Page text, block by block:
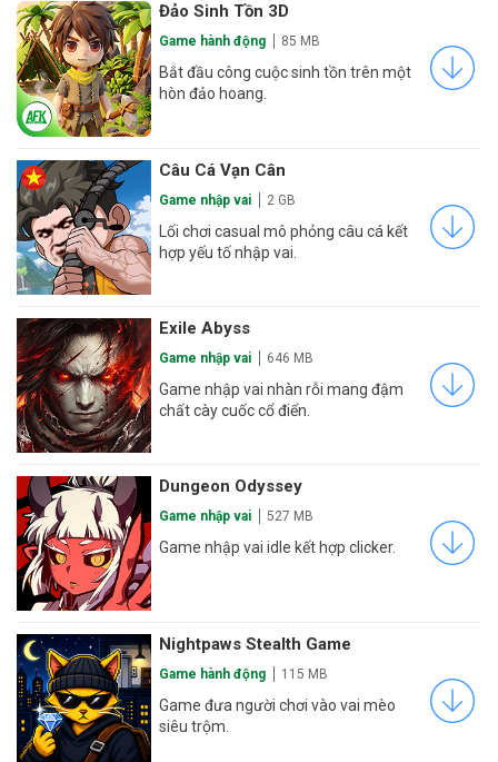
Đảo Sinh Tồn 3D
Game hành động 85 MB
Bắt đầu công cuộc sinh tồn trên một
hòn đảo hoang.
Câu Cá Vạn Cân
Game nhập vai 2 GB
Lối chơi casual mô phỏng câu cá kết
hợp yếu tố nhập vai.
Exile Abyss
Game nhập vai 646 MB
Game nhập vai nhàn rỗi mang đậm
chất cày cuốc cổ điển.
Dungeon Odyssey
Game nhập vai 527 MB
Game nhập vai idle kết hợp clicker.
Nightpaws Stealth Game
Game hành động 115 MB
Game đưa người chơi vào vai mèo
siêu trộm.